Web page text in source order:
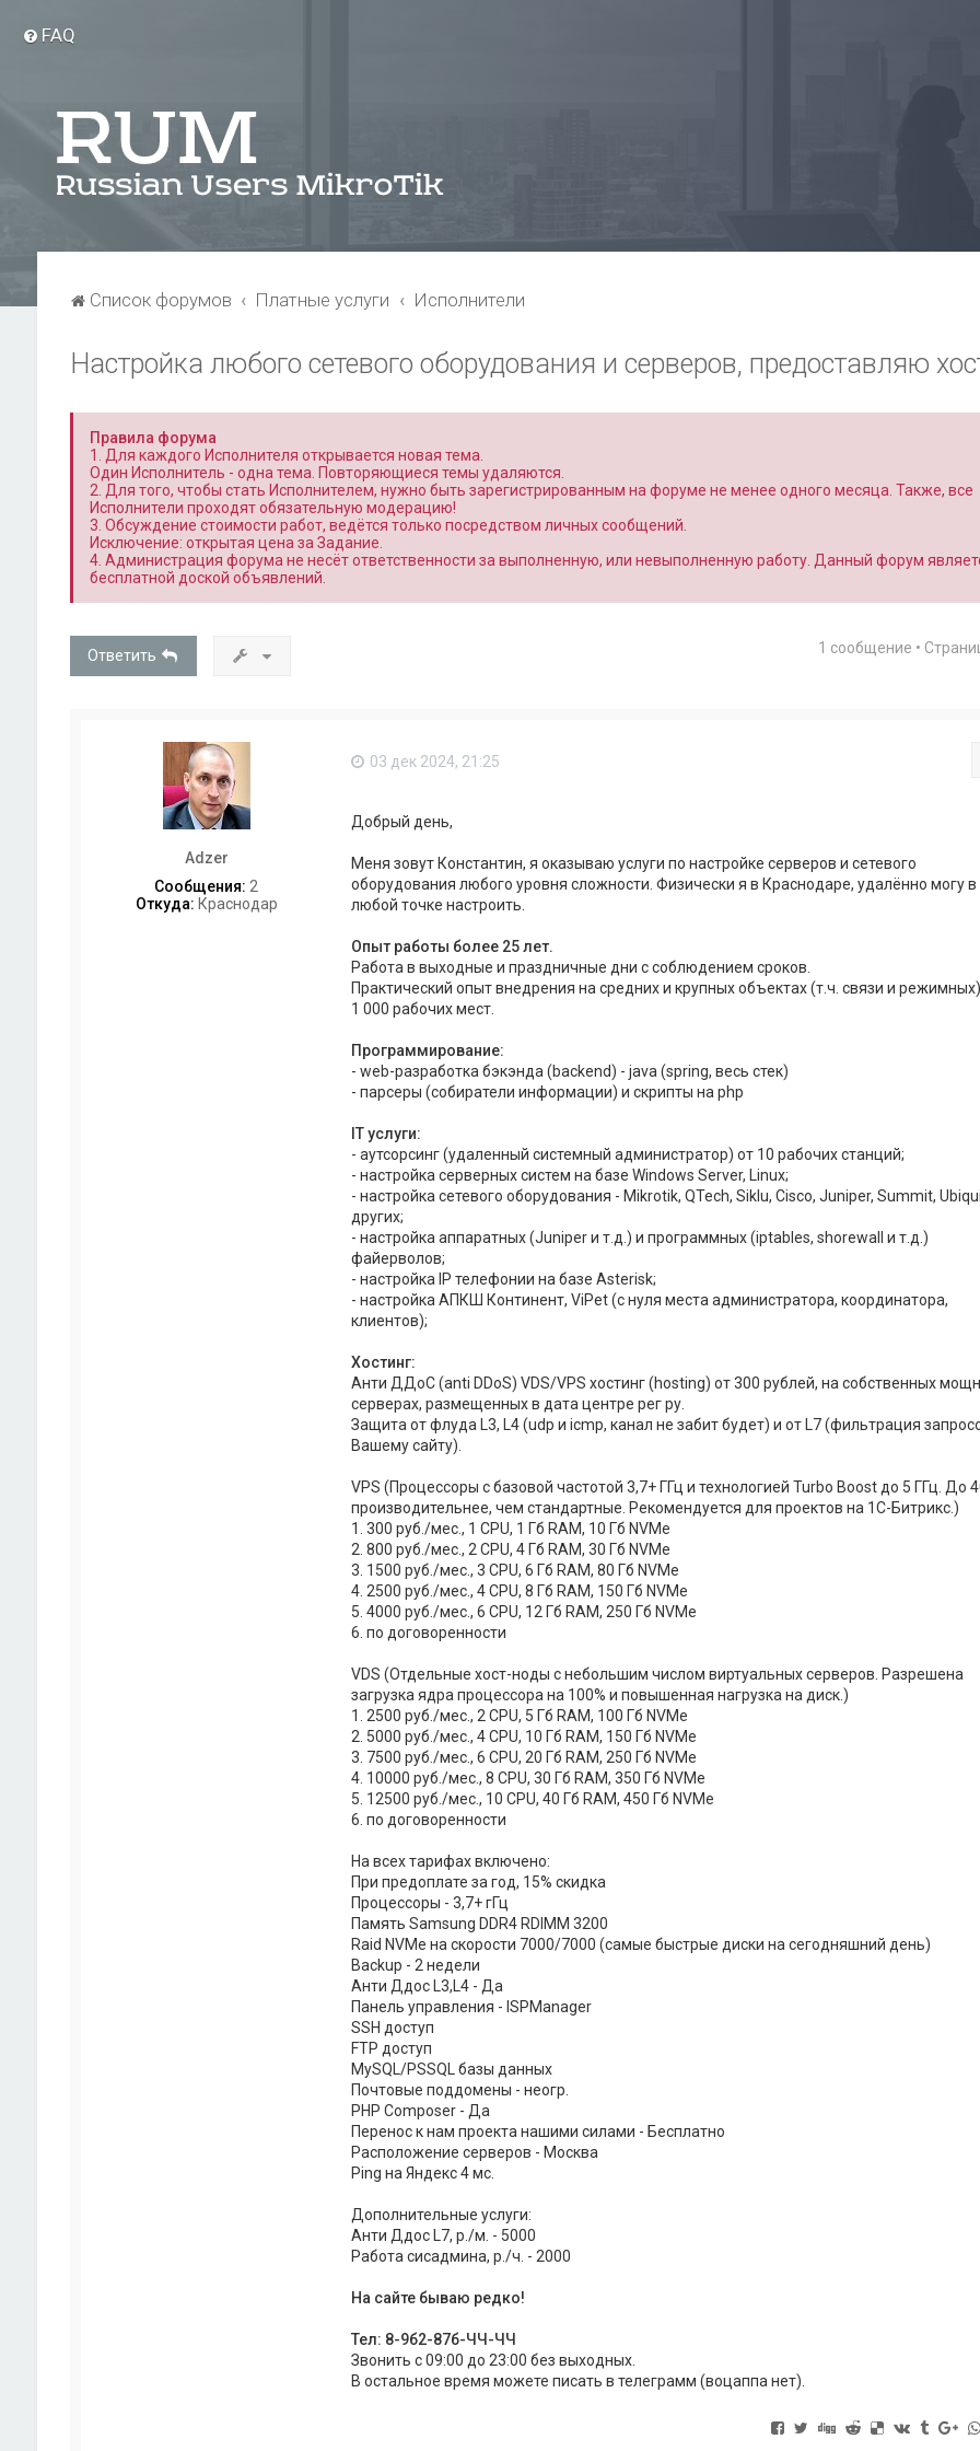
FAQ
Список форумов Платные услуги Исполнители
Настройка любого сетевого оборудования и серверов, предоставляю
Правила форума
1. Для каждого Исполнителя открывается новая тема.
Один Исполнитель - одна тема. Повторяющиеся темы удаляются.
2. Для того, чтобы стать Исполнителем, нужно быть зарегистрированным на форуме не менее одного месяца. Также, все
Исполнители проходят обязательную модерацию!
3. Обсуждение стоимости работ, ведётся только посредством личных сообщений.
Исключение: открытая цена за Задание.
4. Администрация форума не несёт ответственности за выполненную, или невыполненную работу. Данный форум
бесплатной доской объявлений.
Ответить 1 сообщение •
Adzer
Сообщения: 2
Откуда: Краснодар
03 дек 2024, 21:25
Добрый день,
Меня зовут Константин, я оказываю услуги по настройке серверов и сетевого
оборудования любого уровня сложности. Физически я в Краснодаре, удалённо могу в
любой точке настроить.
Опыт работы более 25 лет.
Работа в выходные и праздничные дни с соблюдением сроков.
Практический опыт внедрения на средних и крупных объектах (т.ч. связи и
1 000 рабочих мест.
Программирование:
- web-разработка бэкэнда (backend) - java (spring, весь стек)
- парсеры (собиратели информации) и скрипты на php
IT услуги:
- аутсорсинг (удаленный системный администратор) от 10 рабочих станций;
- настройка серверных систем на базе Windows Server, Linux;
- настройка сетевого оборудования - Mikrotik, QTech, Siklu, Cisco, Juniper, Summit,
других;
- настройка аппаратных (Juniper и т.д.) и программных (iptables, shorewall и т.д.)
файерволов;
- настройка IP телефонии на базе Asterisk;
- настройка АПКШ Континент, ViPet (с нуля места администратора, координатора,
клиентов);
Хостинг:
Анти ДДоС (anti DDoS) VDS/VPS хостинг (hosting) от 300 рублей, на собственных
серверах, размещенных в дата центре рег ру.
Защита от флуда L3, L4 (udp и icmp, канал не забит будет) и от L7 (фильтрация
Вашему сайту).
VPS (Процессоры с базовой частотой 3,7+ ГГц и технологией Turbo Boost до 5 ГГц. До
производительнее, чем стандартные. Рекомендуется для проектов на 1С-Битрикс.)
1. 300 руб./мес., 1 CPU, 1 Гб RAM, 10 Гб NVMe
2. 800 руб./мес., 2 CPU, 4 Гб RAM, 30 Гб NVMe
3. 1500 руб./мес., 3 CPU, 6 Гб RAM, 80 Гб NVMe
4. 2500 руб./мес., 4 CPU, 8 Гб RAM, 150 Гб NVMe
5. 4000 руб./мес., 6 CPU, 12 Гб RAM, 250 Гб NVMe
6. по договоренности
VDS (Отдельные хост-ноды с небольшим числом виртуальных серверов. Разрешена
загрузка ядра процессора на 100% и повышенная нагрузка на диск.)
1. 2500 руб./мес., 2 CPU, 5 Гб RAM, 100 Гб NVMe
2. 5000 руб./мес., 4 CPU, 10 Гб RAM, 150 Гб NVMe
3. 7500 руб./мес., 6 CPU, 20 Гб RAM, 250 Гб NVMe
4. 10000 руб./мес., 8 CPU, 30 Гб RAM, 350 Гб NVMe
5. 12500 руб./мес., 10 CPU, 40 Гб RAM, 450 Гб NVMe
6. по договоренности
На всех тарифах включено:
При предоплате за год, 15% скидка
Процессоры - 3,7+ гГц
Память Samsung DDR4 RDIMM 3200
Raid NVMe на скорости 7000/7000 (самые быстрые диски на сегодняшний день)
Backup - 2 недели
Анти Ддос L3,L4 - Да
Панель управления - ISPManager
SSH доступ
FTP доступ
MySQL/PSSQL базы данных
Почтовые поддомены - неогр.
PHP Composer - Да
Перенос к нам проекта нашими силами - Бесплатно
Расположение серверов - Москва
Ping на Яндекс 4 мс.
Дополнительные услуги:
Анти Ддос L7, р./м. - 5000
Работа сисадмина, р./ч. - 2000
На сайте бываю редко!
Тел: 8-9б2-87б-ЧЧ-ЧЧ
Звонить с 09:00 до 23:00 без выходных.
В остальное время можете писать в телеграмм (воцаппа нет).